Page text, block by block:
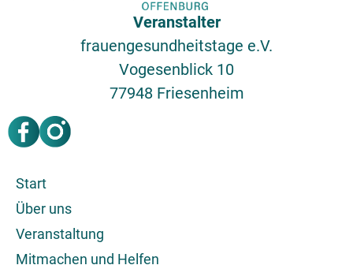
Veranstalter
frauengesundheitstage e.V.
Vogesenblick 10
77948 Friesenheim
Start
Über uns
Veranstaltung
Mitmachen und Helfen